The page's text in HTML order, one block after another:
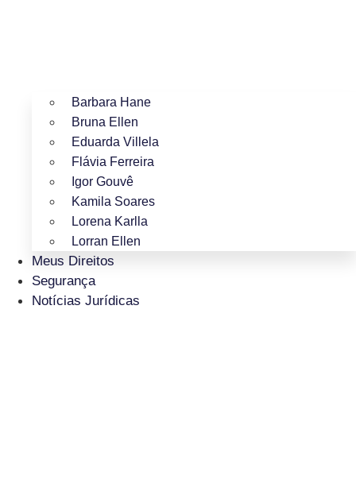
Barbara Hane
Bruna Ellen
Eduarda Villela
Flávia Ferreira
Igor Gouvê
Kamila Soares
Lorena Karlla
Lorran Ellen
Meus Direitos
Segurança
Notícias Jurídicas